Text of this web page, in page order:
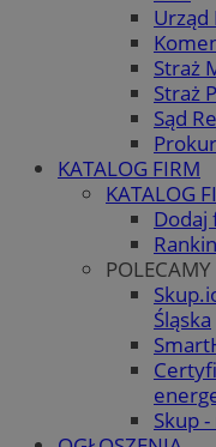
Urząd
Straż
Straż
Sąd
KATALOG FIRM
KATALOG
Dodaj
POLECAMY
Śląska
Skup